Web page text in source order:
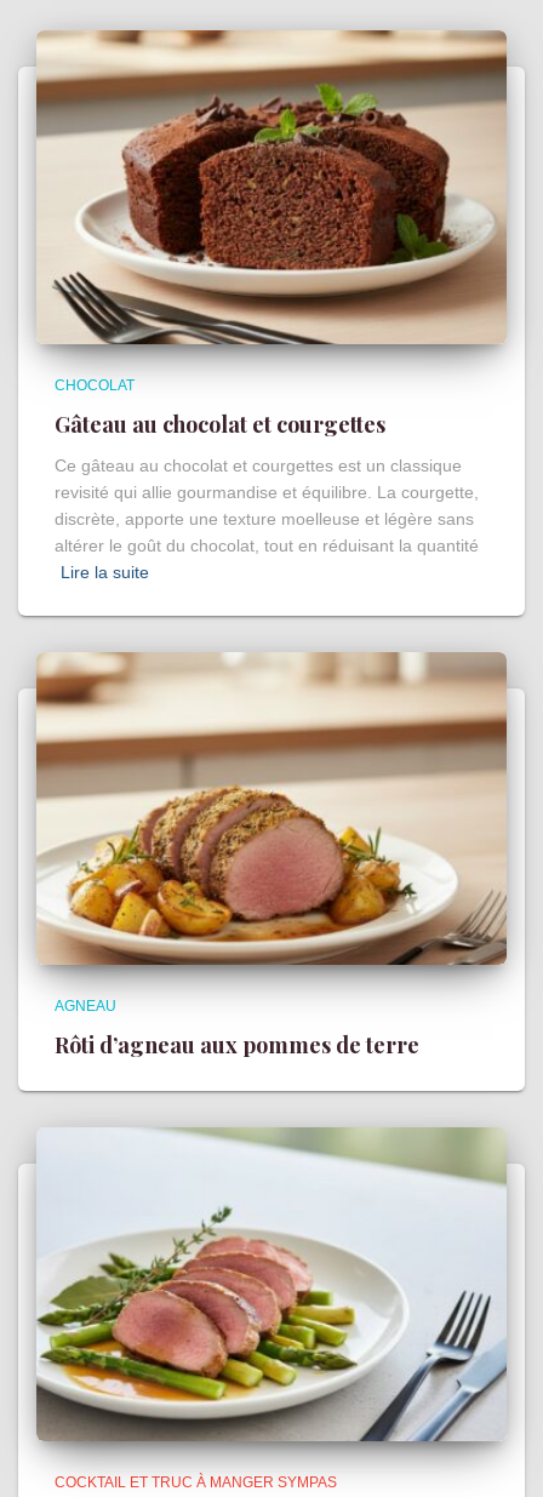
CHOCOLAT
Gâteau au chocolat et courgettes
Ce gâteau au chocolat et courgettes est un classique
revisité qui allie gourmandise et équilibre. La courgette,
discrète, apporte une texture moelleuse et légère sans
altérer le goût du chocolat, tout en réduisant la quantité
Lire la suite
AGNEAU
Rôti d’agneau aux pommes de terre
COCKTAIL ET TRUC À MANGER SYMPAS